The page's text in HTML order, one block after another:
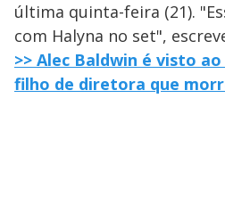
última quinta-feira (21).
com Halyna no set",
>> Alec Baldwin é visto
filho de diretora que